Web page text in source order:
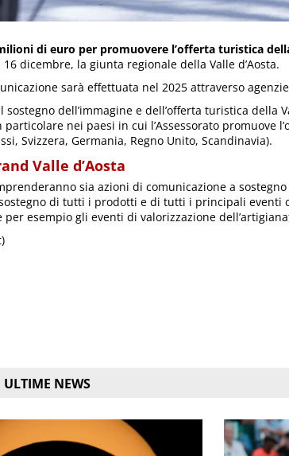
di euro per promuovere l’offerta turistica
dicembre, la giunta regionale della Valle d’Aosta.
sarà effettuata nel 2025 attraverso
sostegno dell’immagine e dell’offerta turistica della
nei paesi in cui l’Assessorato promuove
Svizzera, Germania, Regno Unito, Scandinavia).
Valle d’Aosta
sia azioni di comunicazione a
di tutti i prodotti e di tutti i principali eventi
per esempio gli eventi di valorizzazione
ULTIME NEWS